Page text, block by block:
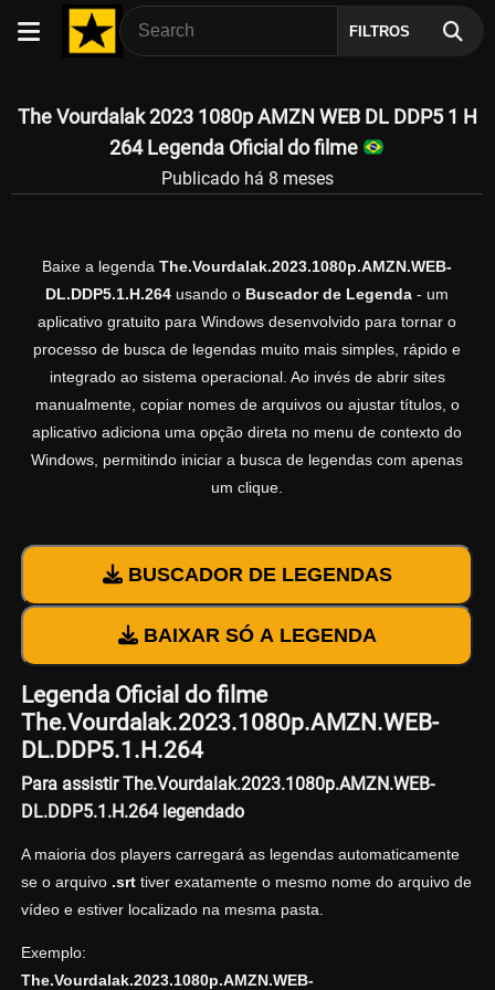
FILTROS
The Vourdalak 2023 1080p AMZN WEB DL DDP5 1 H
264 Legenda Oficial do filme
Publicado há 8 meses
Baixe a legenda The.Vourdalak.2023.1080p.AMZN.WEB-
DL.DDP5.1.H.264 usando o Buscador de Legenda - um
aplicativo gratuito para Windows desenvolvido para tornar o
processo de busca de legendas muito mais simples, rápido e
integrado ao sistema operacional. Ao invés de abrir sites
manualmente, copiar nomes de arquivos ou ajustar títulos, o
aplicativo adiciona uma opção direta no menu de contexto do
Windows, permitindo iniciar a busca de legendas com apenas
um clique.
BUSCADOR DE LEGENDAS
BAIXAR SÓ A LEGENDA
Legenda Oficial do filme
The.Vourdalak.2023.1080p.AMZN.WEB-
DL.DDP5.1.H.264
Para assistir The.Vourdalak.2023.1080p.AMZN.WEB-
DL.DDP5.1.H.264 legendado
A maioria dos players carregará as legendas automaticamente
se o arquivo .srttiver exatamente o mesmo nome do arquivo de
vídeo e estiver localizado na mesma pasta.
Exemplo:
The.Vourdalak.2023.1080p.AMZN.WEB-